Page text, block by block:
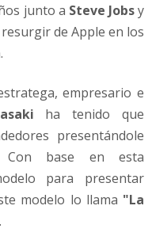
junto a Steve Jobsy
de Apple en los
empresario e
ha tenido que
presentándole
Con base en esta
para presentar
modelo lo llama "La
.